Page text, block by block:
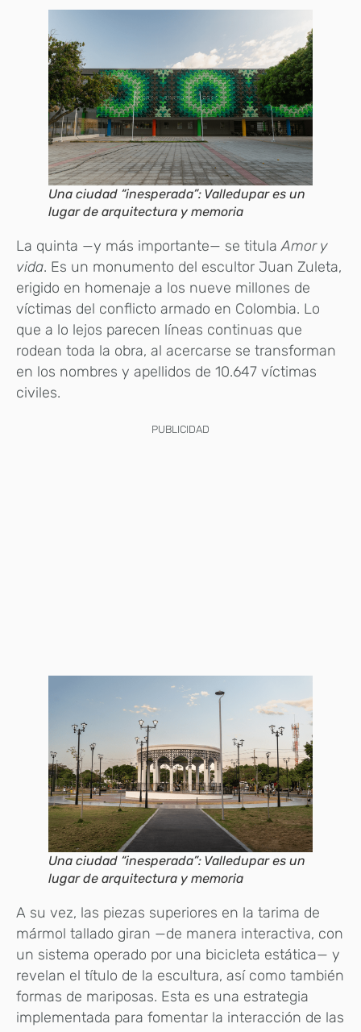
Una ciudad “inesperada”: Valledupar es un
lugar de arquitectura y memoria
La quinta —y más importante— se titulaAmor y
vida. Es un monumento del escultor Juan Zuleta,
erigido en homenaje a los nueve millones de
víctimas del conflicto armado en Colombia. Lo
que a lo lejos parecen líneas continuas que
rodean toda la obra, al acercarse se transforman
en los nombres y apellidos de 10.647 víctimas
civiles.
PUBLICIDAD
Una ciudad “inesperada”: Valledupar es un
lugar de arquitectura y memoria
A su vez, las piezas superiores en la tarima de
mármol tallado giran —de manera interactiva, con
un sistema operado por una bicicleta estática— y
revelan el título de la escultura, así como también
formas de mariposas. Esta es una estrategia
implementada para fomentar la interacción de las